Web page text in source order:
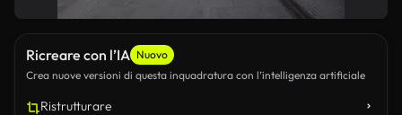
Ricreare con l’IA Nuovo
Crea nuove versioni di questa inquadratura con l’intelligenza artificiale
Ristrutturare